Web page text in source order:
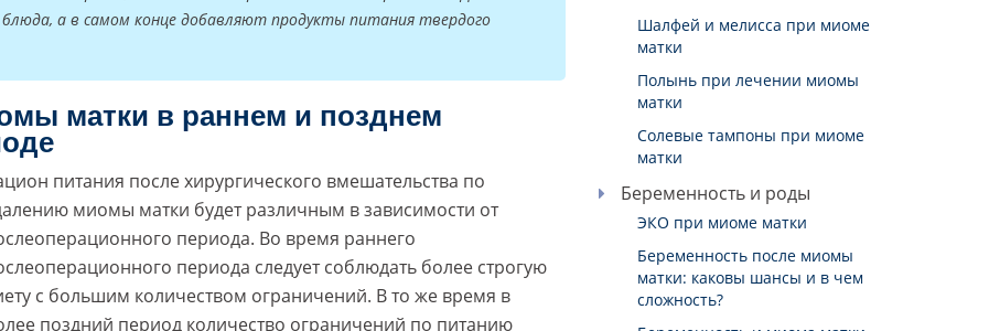
а в самом конце добавляют продукты питания твердого
матки в раннем и позднем
питания после хирургического вмешательства по
миомы матки будет различным в зависимости от
периода. Во время раннего
периода следует соблюдать более строгую
с большим количеством ограничений. В то же время в
поздний период количество ограничений по питанию
Шалфей и мелисса при миоме
матки
Полынь при лечении миомы
матки
Солевые тампоны при миоме
матки
Беременность и роды
ЭКО при миоме матки
Беременность после миомы
матки: каковы шансы и в чем
сложность?